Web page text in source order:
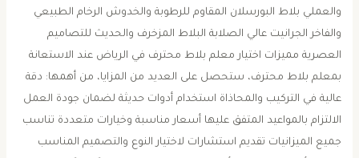
والعملي بلاط البورسلان المقاوم للرطوبة والخدوش الرخام الطبيعي
والفاخر الجرانيت عالي الصلابة البلاط المزخرف والحديث للتصاميم
العصرية مميزات اختيار معلم بلاط محترف في الرياض عند الاستعانة
بمعلم بلاط محترف، ستحصل على العديد من المزايا، من أهمها: دقة
عالية في التركيب والمحاذاة استخدام أدوات حديثة لضمان جودة العمل
الالتزام بالمواعيد المتفق عليها أسعار مناسبة وخيارات متعددة تناسب
جميع الميزانيات تقديم استشارات لاختيار النوع والتصميم المناسب